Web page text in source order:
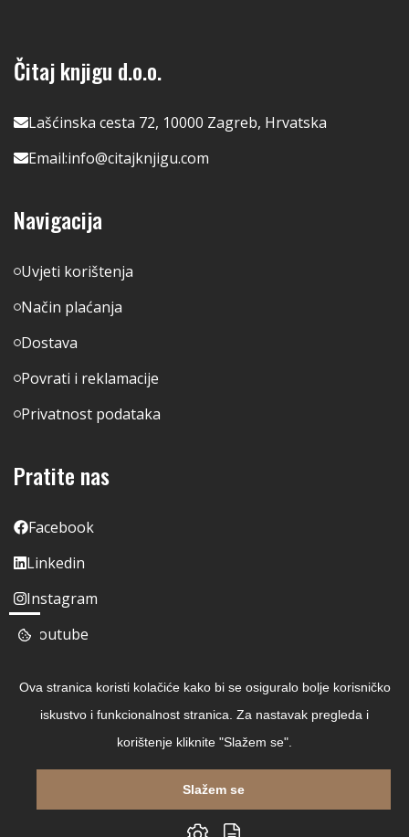
Čitaj knjigu d.o.o.
Lašćinska cesta 72, 10000 Zagreb, Hrvatska
Email:info@citajknjigu.com
Navigacija
Uvjeti korištenja
Način plaćanja
Dostava
Povrati i reklamacije
Privatnost podataka
Pratite nas
Facebook
Linkedin
Instagram
Youtube
Ova stranica koristi kolačiće kako bi se osiguralo bolje korisničko
iskustvo i funkcionalnost stranica. Za nastavak pregleda i
korištenje kliknite "Slažem se".
Slažem se